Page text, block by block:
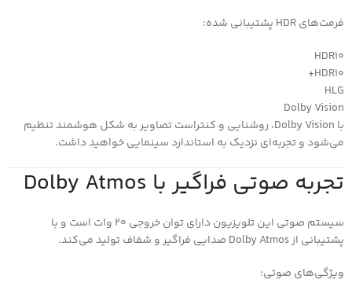
فرمت‌های HDR پشتیبانی شده:
HDR10
HDR10+
HLG
Dolby Vision
با Dolby Vision، روشنایی و کنتراست تصاویر به شکل هوشمند تنظیم
می‌شود و تجربه‌ای نزدیک به استاندارد سینمایی خواهید داشت.
تجربه صوتی فراگیر با Dolby Atmos
سیستم صوتی این تلویزیون دارای توان خروجی 20 وات است و با
پشتیبانی از Dolby Atmos صدایی فراگیر و شفاف تولید می‌کند.
ویژگی‌های صوتی: